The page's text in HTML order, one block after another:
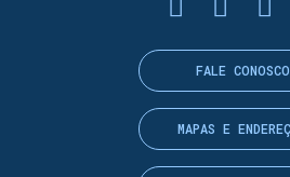
FALE CONOSCO
MAPAS E